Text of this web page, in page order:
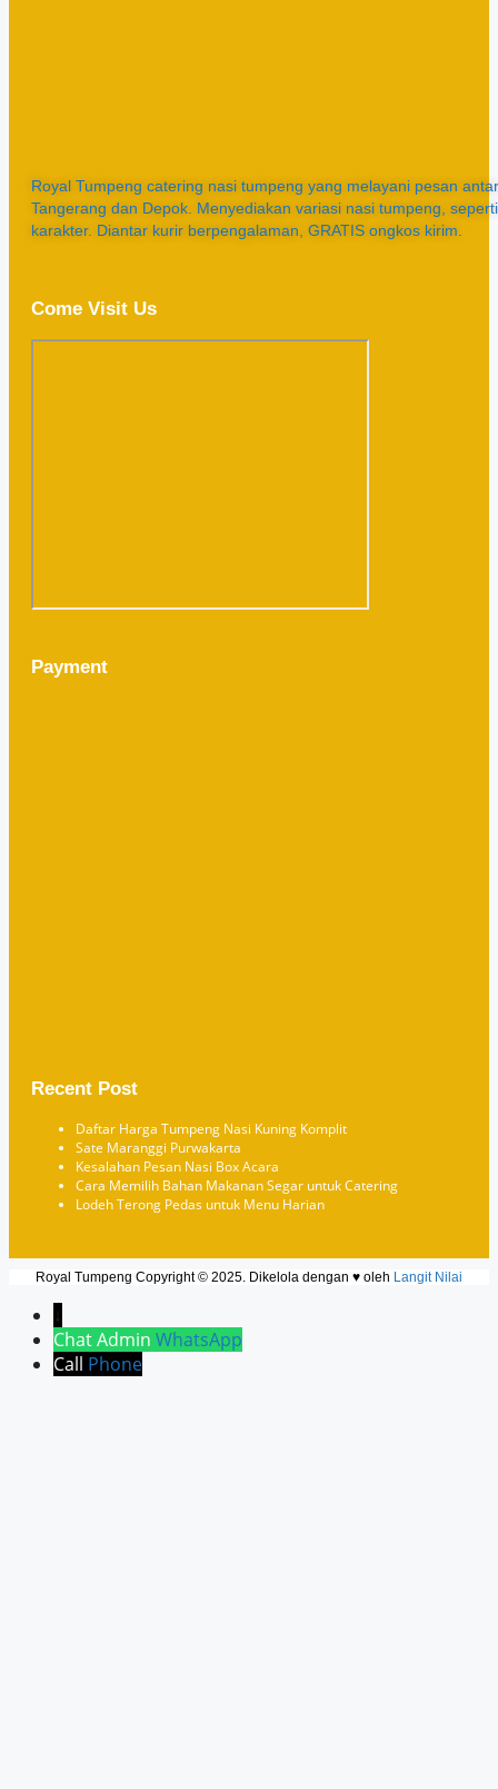
Royal Tumpeng catering nasi tumpeng yang melayani pesan
Tangerang dan Depok. Menyediakan variasi nasi tumpeng,
karakter. Diantar kurir berpengalaman, GRATIS ongkos kirim.
Come Visit Us
Payment
Recent Post
Daftar Harga Tumpeng Nasi Kuning Komplit
Sate Maranggi Purwakarta
Kesalahan Pesan Nasi Box Acara
Cara Memilih Bahan Makanan Segar untuk Catering
Lodeh Terong Pedas untuk Menu Harian
Royal Tumpeng Copyright © 2025. Dikelola dengan ♥ oleh Langit Nilai
↓
Chat Admin WhatsApp
Call Phone